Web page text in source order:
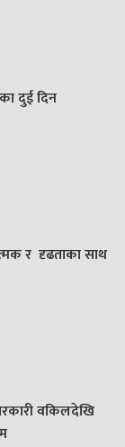
दुई दिन
र दृढताका साथ
वकिलदेखि